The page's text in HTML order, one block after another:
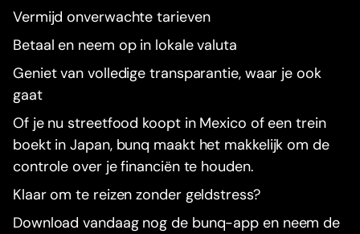
Vermijd onverwachte tarieven
Betaal en neem op in lokale valuta
Geniet van volledige transparantie, waar je ook
gaat
Of je nu streetfood koopt in Mexico of een trein
boekt in Japan, bunq maakt het makkelijk om de
controle over je financiën te houden.
Klaar om te reizen zonder geldstress?
Download vandaag nog de bunq-app en neem de